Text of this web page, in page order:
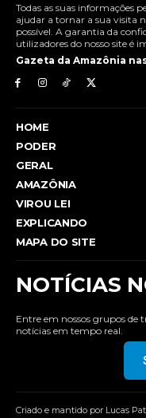
Todas as suas informações
ajudar a tornar a sua visita
possível. A garantia da
utilizadores do nosso site é
Gazeta da Amazônia
HOME
PODER
GERAL
AMAZÔNIA
VIROU LEI
EXPLICANDO
MAPA DO SITE
NOTÍCIAS
Entre em nossos grupos de
notícias em tempo real.
Criado e mantido por Lucas